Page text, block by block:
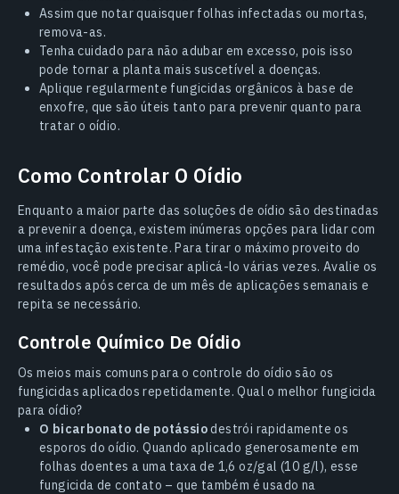
Assim que notar quaisquer folhas infectadas ou mortas,
remova-as.
Tenha cuidado para não adubar em excesso, pois isso
pode tornar a planta mais suscetível a doenças.
Aplique regularmente fungicidas orgânicos à base de
enxofre, que são úteis tanto para prevenir quanto para
tratar o oídio.
Como Controlar O Oídio
Enquanto a maior parte das soluções de oídio são destinadas
a prevenir a doença, existem inúmeras opções para lidar com
uma infestação existente. Para tirar o máximo proveito do
remédio, você pode precisar aplicá-lo várias vezes. Avalie os
resultados após cerca de um mês de aplicações semanais e
repita se necessário.
Controle Químico De Oídio
Os meios mais comuns para o controle do oídio são os
fungicidas aplicados repetidamente. Qual o melhor fungicida
para oídio?
O bicarbonato de potássiodestrói rapidamente os
esporos do oídio. Quando aplicado generosamente em
folhas doentes a uma taxa de 1,6 oz/gal (10 g/l), esse
fungicida de contato – que também é usado na